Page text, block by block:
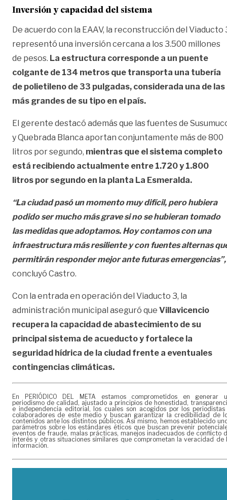
Inversión y capacidad del sistema
De acuerdo con la EAAV, la reconstrucción del Viaducto
representó una inversión cercana a los 3.500 millones
de pesos. La estructura corresponde a un puente
colgante de 134 metros que transporta una tubería
de polietileno de 33 pulgadas, considerada una de las
más grandes de su tipo en el país.
El gerente destacó además que las fuentes de
y Quebrada Blanca aportan conjuntamente más de 800
litros por segundo, mientras que el sistema completo
está recibiendo actualmente entre 1.720 y 1.800
litros por segundo en la planta La Esmeralda.
“La ciudad pasó un momento muy difícil, pero hubiera
podido ser mucho más grave si no se hubieran tomado
las medidas que adoptamos. Hoy contamos con una
infraestructura más resiliente y con fuentes alternas
permitirán responder mejor ante futuras emergencias”,
concluyó Castro.
Con la entrada en operación del Viaducto 3, la
administración municipal aseguró que Villavicencio
recupera la capacidad de abastecimiento de su
principal sistema de acueducto y fortalece la
seguridad hídrica de la ciudad frente a eventuales
contingencias climáticas.
En PERIÓDICO DEL META estamos comprometidos en generar
periodismo de calidad, ajustado a principios de honestidad,
e independencia editorial, los cuales son acogidos por los periodistas
colaboradores de este medio y buscan garantizar la credibilidad de
contenidos ante los distintos públicos. Así mismo, hemos establecido
parámetros sobre los estándares éticos que buscan prevenir
eventos de fraude, malas prácticas, manejos inadecuados de conflicto
interés y otras situaciones similares que comprometan la veracidad de
información.